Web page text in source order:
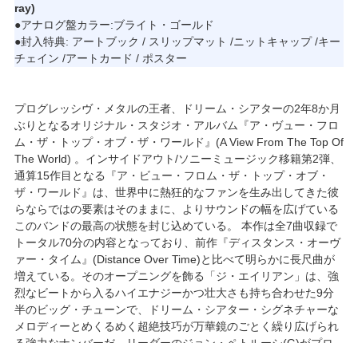
ray)
●アナログ盤カラー:ブライト・ゴールド
●封入特典: アートブック / スリップマット /ニットキャップ /キー
チェイン /アートカード / ポスター
プログレッシヴ・メタルの王者、ドリーム・シアターの2年8か月
ぶりとなるオリジナル・スタジオ・アルバム『ア・ヴュー・フロ
ム・ザ・トップ・オブ・ザ・ワールド』(A View From The Top Of
The World) 。インサイドアウト/ソニーミュージック移籍第2弾、
通算15作目となる『ア・ビュー・フロム・ザ・トップ・オブ・
ザ・ワールド』は、世界中に熱狂的なファンを生み出してきた彼
らならではの要素はそのままに、よりサウンドの幅を広げている
このバンドの最高の状態を封じ込めている。 本作は全7曲収録で
トータル70分の内容となっており、前作『ディスタンス・オーヴ
ァー・タイム』(Distance Over Time)と比べて明らかに長尺曲が
増えている。そのオープニングを飾る「ジ・エイリアン」は、強
烈なビートから入るハイエナジーかつ壮大さも持ち合わせた9分
半のビッグ・チューンで、ドリーム・シアター・シグネチャーな
メロディーとめくるめく超絶技巧が万華鏡のごとく繰り広げられ